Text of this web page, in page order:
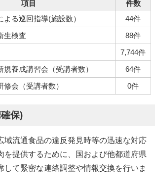
項目
件数
る巡回指導(施設数）
44件
生検査
88件
7,744件
養成講習会（受講者数）
64件
会（受講者数）
0件
保)
域流通食品の違反発見時等の迅速な対応
を提供するために、国および他都道府県
して緊密な連絡調整や情報交換を行いま